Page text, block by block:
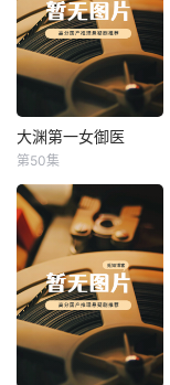
大渊第一女御医
大渊第一女御医
第50集